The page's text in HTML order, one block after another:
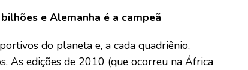
e Alemanha é a campeã
do planeta e, a cada quadriênio,
As edições de 2010 (que ocorreu na África